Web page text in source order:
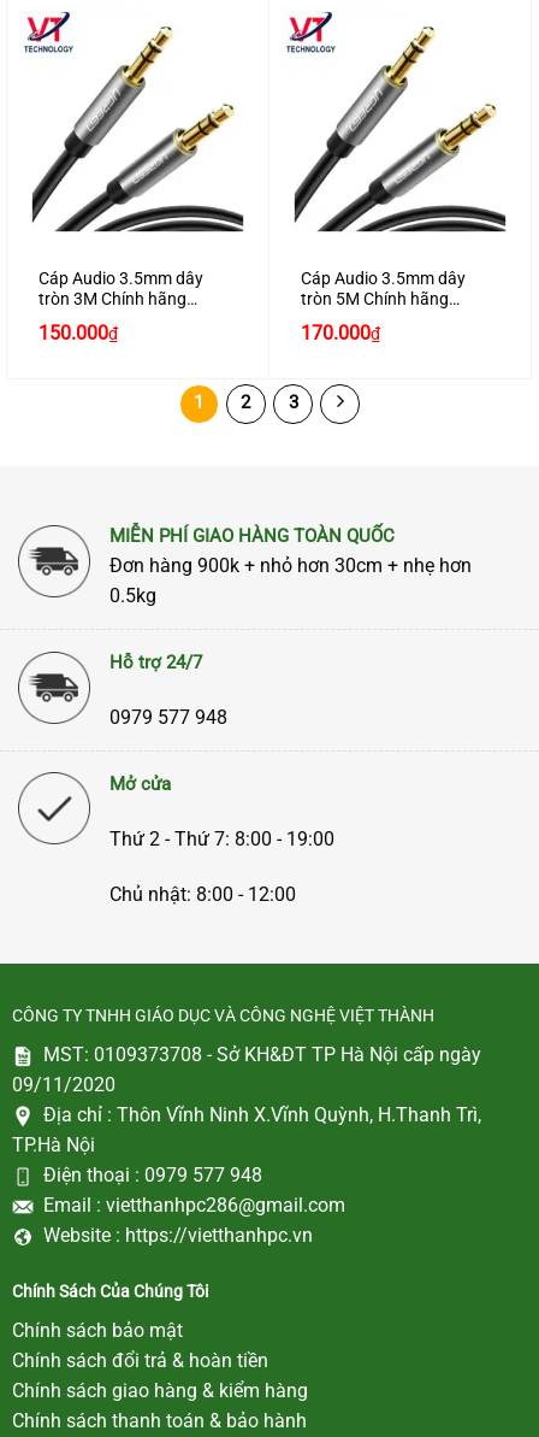
Cáp Audio 3.5mm dây
tròn 3M Chính hãng
24K cao cấp
150.000₫
Cáp Audio 3.5mm dây
tròn 5M Chính hãng
24K cao cấp
170.000₫
1 2 3
MIỄN PHÍ GIAO HÀNG TOÀN QUỐC
Đơn hàng 900k + nhỏ hơn 30cm + nhẹ hơn
0.5kg
Hỗ trợ 24/7
0979 577 948
Mở cửa
Thứ 2 - Thứ 7: 8:00 - 19:00
Chủ nhật: 8:00 - 12:00
CÔNG TY TNHH GIÁO DỤC VÀ CÔNG NGHỆ VIỆT THÀNH
MST: 0109373708 - Sở KH&ĐT TP Hà Nội cấp ngày
09/11/2020
Địa chỉ : Thôn Vĩnh Ninh X.Vĩnh Quỳnh, H.Thanh Trì,
TP.Hà Nội
Điện thoại : 0979 577 948
Email : vietthanhpc286@gmail.com
Website : https://vietthanhpc.vn
Chính Sách Của Chúng Tôi
Chính sách bảo mật
Chính sách đổi trả & hoàn tiền
Chính sách giao hàng & kiểm hàng
Chính sách thanh toán & bảo hành